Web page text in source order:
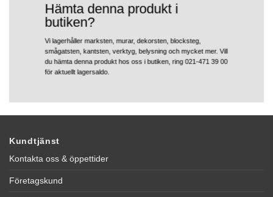
Hämta denna produkt i
butiken?
Vi lagerhåller marksten, murar, dekorsten, blocksteg,
smågatsten, kantsten, verktyg, belysning och mycket mer. Vill
du hämta denna produkt hos oss i butiken, ring 021-471 39 00
för aktuellt lagersaldo.
Kundtjänst
Kontakta oss & öppettider
Företagskund